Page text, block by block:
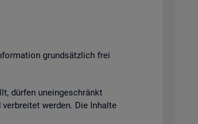
grund­sätz­lich frei
dür­fen un­ein­ge­schränkt
wer­den. Die In­hal­te